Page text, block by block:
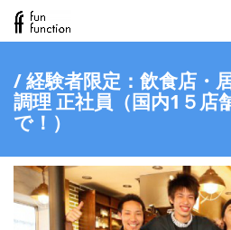
/ 経験者限定：飲食店・
調理 正社員（国内1５店
で！）